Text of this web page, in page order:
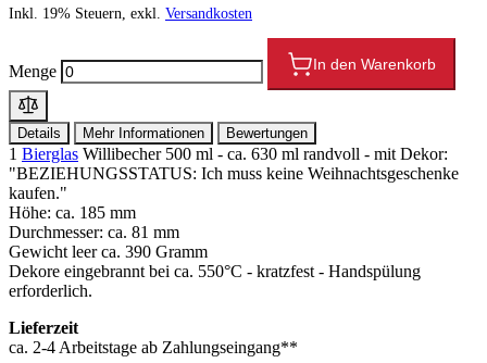
Inkl. 19% Steuern, exkl. Versandkosten
Menge In den Warenkorb
Details Mehr Informationen Bewertungen
1 Bierglas Willibecher 500 ml - ca. 630 ml randvoll - mit Dekor:
"BEZIEHUNGSSTATUS: Ich muss keine Weihnachtsgeschenke
kaufen."
Höhe: ca. 185 mm
Durchmesser: ca. 81 mm
Gewicht leer ca. 390 Gramm
Dekore eingebrannt bei ca. 550°C - kratzfest - Handspülung
erforderlich.
Lieferzeit
ca. 2-4 Arbeitstage ab Zahlungseingang**